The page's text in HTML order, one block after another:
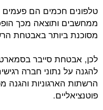
טלפונים חכמים הם
ממחשבים ותוצאה מכך
מסוכנת ביותר באבטחת
לכן, אבטחת סייבר
להגנה על נתוני חברה
הרשתות הארגוניות והגנה
פוטנציאליים.